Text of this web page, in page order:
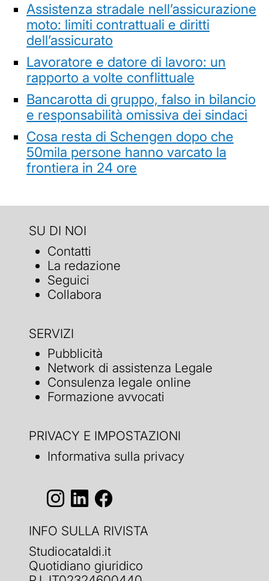
Assistenza stradale nell’assicurazione
moto: limiti contrattuali e diritti
dell’assicurato
Lavoratore e datore di lavoro: un
rapporto a volte conflittuale
Bancarotta di gruppo, falso in bilancio
e responsabilità omissiva dei sindaci
Cosa resta di Schengen dopo che
50mila persone hanno varcato la
frontiera in 24 ore
SU DI NOI
Contatti
La redazione
Seguici
Collabora
SERVIZI
Pubblicità
Network di assistenza Legale
Consulenza legale online
Formazione avvocati
PRIVACY E IMPOSTAZIONI
Informativa sulla privacy
INFO SULLA RIVISTA
Studiocataldi.it
Quotidiano giuridico